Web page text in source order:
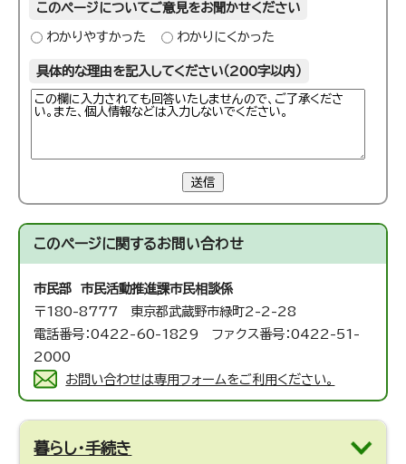
このページについてご意見をお聞かせください
わかりやすかった わかりにくかった
具体的な理由を記入してください（200字以内）
送信
このページに関するお問い合わせ
市民部 市民活動推進課市民相談係
〒180-8777 東京都武蔵野市緑町2-2-28
電話番号：0422-60-1829 ファクス番号：0422-51-
2000
お問い合わせは専用フォームをご利用ください。
暮らし・手続き